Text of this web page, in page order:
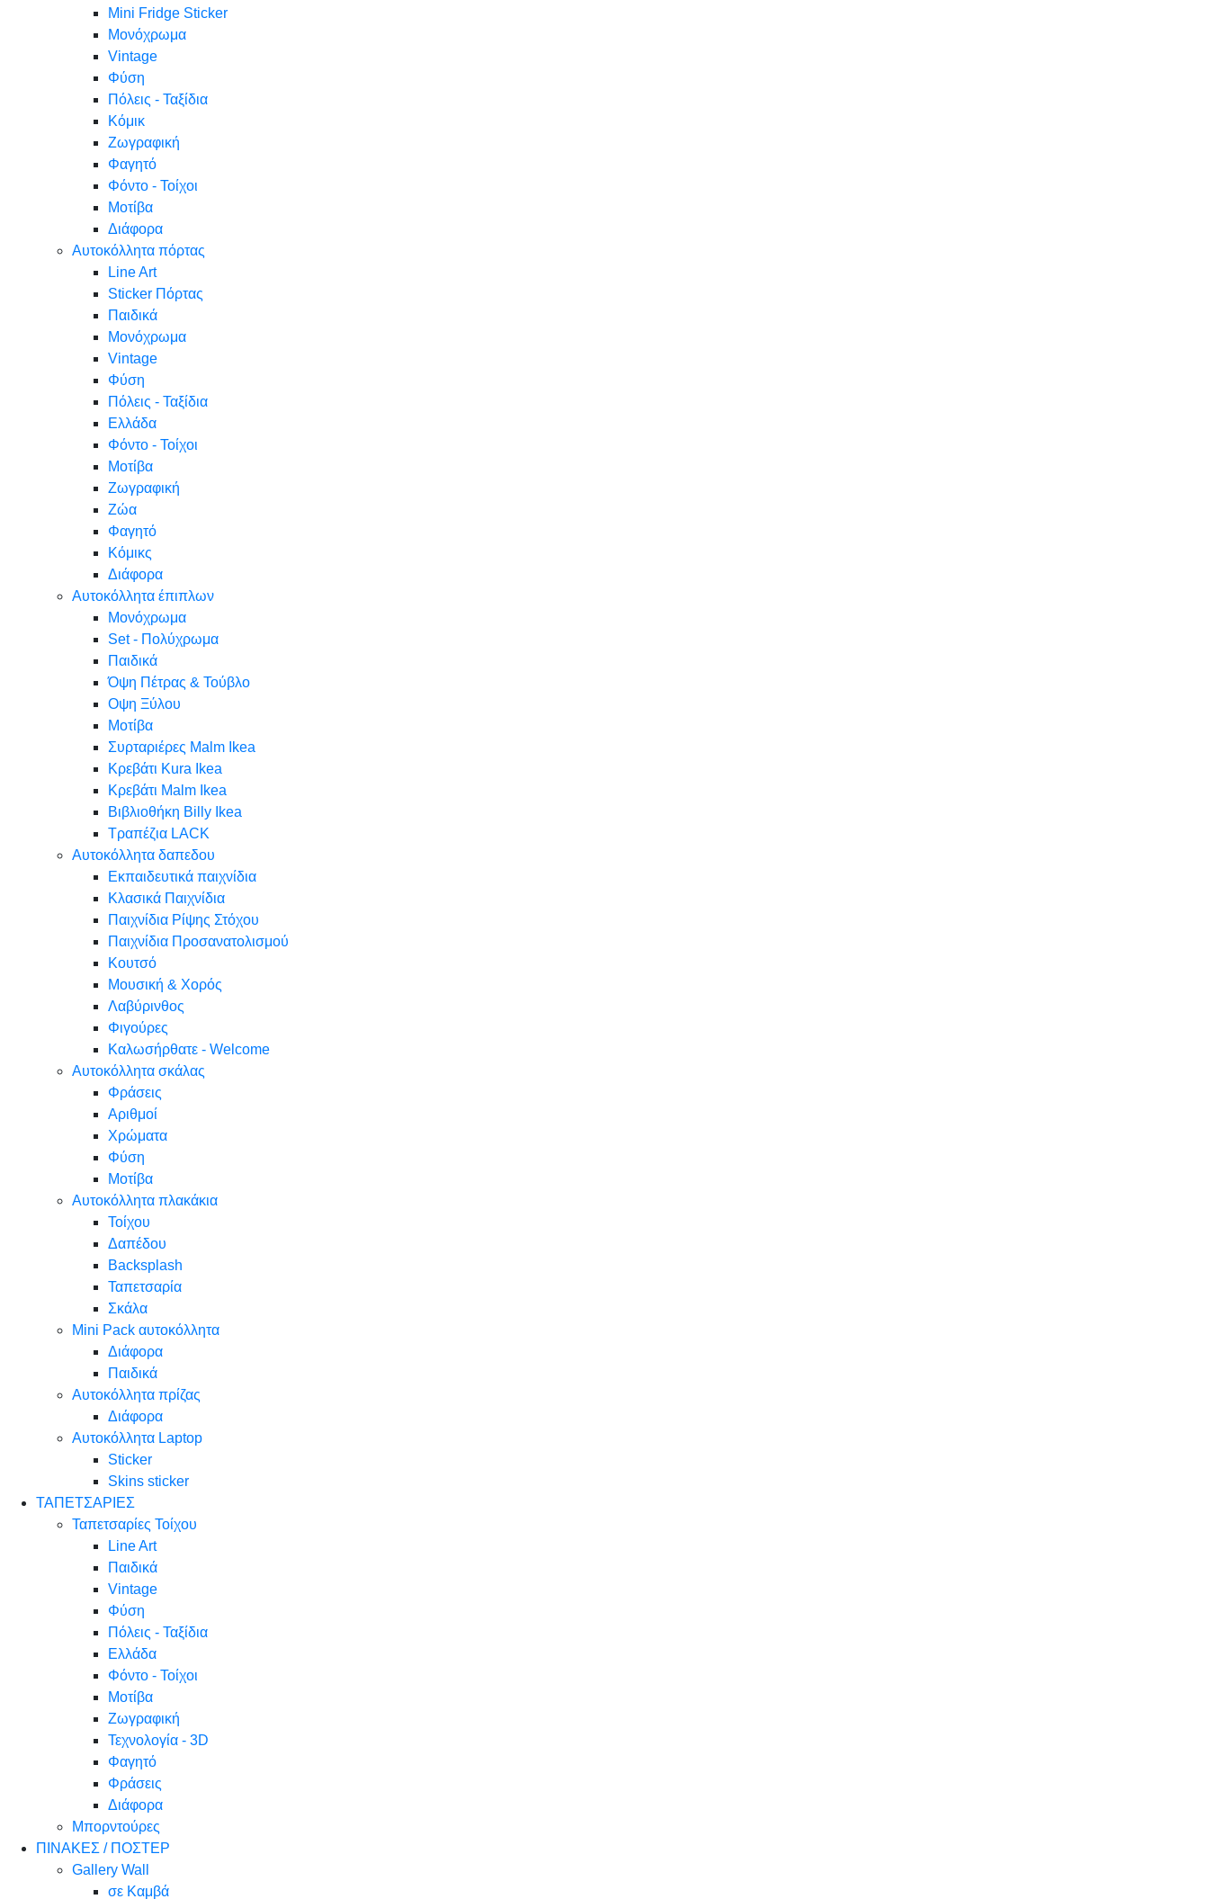
Mini Fridge Sticker
Μονόχρωμα
Vintage
Φύση
Πόλεις - Ταξίδια
Κόμικ
Ζωγραφική
Φαγητό
Φόντο - Τοίχοι
Μοτίβα
Διάφορα
Αυτοκόλλητα πόρτας
Line Art
Sticker Πόρτας
Παιδικά
Μονόχρωμα
Vintage
Φύση
Πόλεις - Ταξίδια
Ελλάδα
Φόντο - Τοίχοι
Μοτίβα
Ζωγραφική
Ζώα
Φαγητό
Κόμικς
Διάφορα
Αυτοκόλλητα έπιπλων
Μονόχρωμα
Set - Πολύχρωμα
Παιδικά
Όψη Πέτρας & Τούβλο
Oψη Ξύλου
Μοτίβα
Συρταριέρες Malm Ikea
Κρεβάτι Kura Ikea
Κρεβάτι Malm Ikea
Βιβλιοθήκη Billy Ikea
Τραπέζια LACK
Αυτοκόλλητα δαπεδου
Εκπαιδευτικά παιχνίδια
Κλασικά Παιχνίδια
Παιχνίδια Ρίψης Στόχου
Παιχνίδια Προσανατολισμού
Κουτσό
Μουσική & Χορός
Λαβύρινθος
Φιγούρες
Καλωσήρθατε - Welcome
Αυτοκόλλητα σκάλας
Φράσεις
Αριθμοί
Χρώματα
Φύση
Μοτίβα
Αυτοκόλλητα πλακάκια
Τοίχου
Δαπέδου
Backsplash
Ταπετσαρία
Σκάλα
Mini Pack αυτοκόλλητα
Διάφορα
Παιδικά
Αυτοκόλλητα πρίζας
Διάφορα
Αυτοκόλλητα Laptop
Sticker
Skins sticker
ΤΑΠΕΤΣΑΡΙΕΣ
Ταπετσαρίες Τοίχου
Line Art
Παιδικά
Vintage
Φύση
Πόλεις - Ταξίδια
Ελλάδα
Φόντο - Τοίχοι
Μοτίβα
Ζωγραφική
Τεχνολογία - 3D
Φαγητό
Φράσεις
Διάφορα
Μπορντούρες
ΠΙΝΑΚΕΣ / ΠΟΣΤΕΡ
Gallery Wall
σε Καμβά